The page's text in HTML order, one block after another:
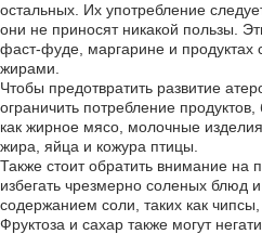
остальных. Их употребление
они не приносят никакой пользы.
фаст-фуде, маргарине и продуктах
жирами.
Чтобы предотвратить развитие
ограничить потребление
как жирное мясо, молочные
жира, яйца и кожура птицы.
Также стоит обратить внимание на
избегать чрезмерно соленых блюд
содержанием соли, таких как чипсы,
Фруктоза и сахар также могут